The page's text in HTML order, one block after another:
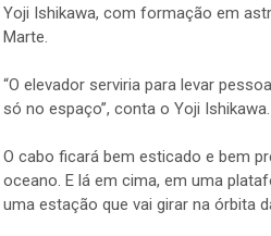
Yoji Ishikawa, com formação em
Marte.
“O elevador serviria para levar
só no espaço”, conta o Yoji Ishikawa.
O cabo ficará bem esticado e bem
oceano. E lá em cima, em uma
uma estação que vai girar na órbita